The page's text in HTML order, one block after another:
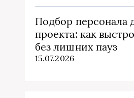
Подбор персонала
проекта: как
без лишних пауз
15.07.2026